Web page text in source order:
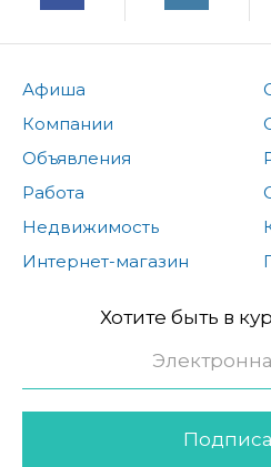
Афиша
Компании
Объявления
Работа
Недвижимость
Интернет-магазин
Хотите быть в